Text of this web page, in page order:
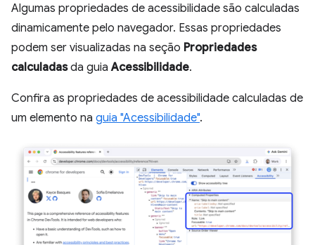
Algumas propriedades de acessibilidade são calculadas
dinamicamente pelo navegador. Essas propriedades
podem ser visualizadas na seção Propriedades
calculadasda guiaAcessibilidade.
Confira as propriedades de acessibilidade calculadas de
um elemento na guia "Acessibilidade".